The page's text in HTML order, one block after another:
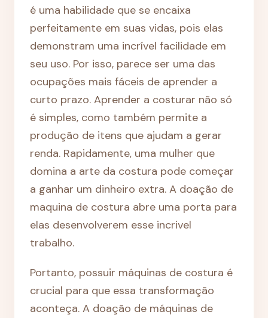
é uma habilidade que se encaixa
perfeitamente em suas vidas, pois elas
demonstram uma incrível facilidade em
seu uso. Por isso, parece ser uma das
ocupações mais fáceis de aprender a
curto prazo. Aprender a costurar não só
é simples, como também permite a
produção de itens que ajudam a gerar
renda. Rapidamente, uma mulher que
domina a arte da costura pode começar
a ganhar um dinheiro extra. A doação de
maquina de costura abre uma porta para
elas desenvolverem esse incrivel
trabalho.
Portanto, possuir máquinas de costura é
crucial para que essa transformação
aconteça. A doação de máquinas de